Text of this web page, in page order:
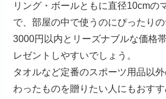
リング・ボールともに直径10cmの
で、部屋の中で使うのにぴったりの
3000円以内とリーズナブルな価格
レゼントしやすいでしょう。
タオルなど定番のスポーツ用品以
わったものを贈りたい人にもおすす